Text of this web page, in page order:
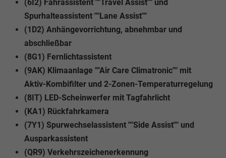
(6I2) Fahrassistent ""Travel Assist"" und
Spurhalteassistent ""Lane Assist""
(1D2) Anhängevorrichtung, abnehmbar und
abschließbar
(8G1) Fernlichtassistent
(9AK) Klimaanlage ""Air Care Climatronic"" mit
Aktiv-Kombifilter und 2-Zonen-Temperaturregelung
(8IT) LED-Scheinwerfer mit Tagfahrlicht
(KA1) Rückfahrkamera
(7Y1) Spurwechselassistent ""Side Assist"" und
Ausparkassistent
(QR9) Verkehrszeichenerkennung